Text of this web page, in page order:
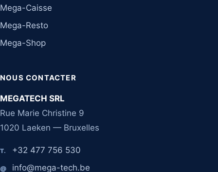
Mega-Caisse
Mega-Resto
Mega-Shop
NOUS CONTACTER
MEGATECH SRL
Rue Marie Christine 9
1020 Laeken — Bruxelles
T. +32 477 756 530
@ info@mega-tech.be